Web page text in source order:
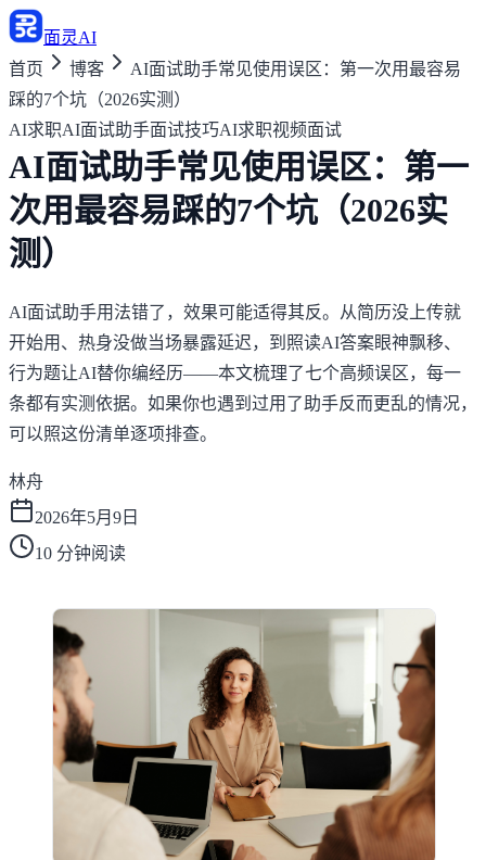
面灵AI
首页
博客
AI面试助手常见使用误区：第一次用最容易
踩的7个坑（2026实测）
AI求职AI面试助手面试技巧AI求职视频面试
AI面试助手常见使用误区：第一
次用最容易踩的7个坑（2026实
测）
AI面试助手用法错了，效果可能适得其反。从简历没上传就
开始用、热身没做当场暴露延迟，到照读AI答案眼神飘移、
行为题让AI替你编经历——本文梳理了七个高频误区，每一
条都有实测依据。如果你也遇到过用了助手反而更乱的情况，
可以照这份清单逐项排查。
林舟
2026年5月9日
10 分钟阅读